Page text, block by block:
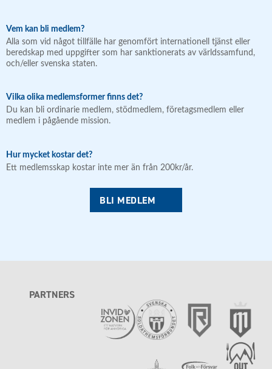
Vem kan bli medlem?
Alla som vid något tillfälle har genomfört internationell tjänst eller
beredskap med uppgifter som har sanktionerats av världssamfund,
och/eller svenska staten.
Vilka olika medlemsformer finns det?
Du kan bli ordinarie medlem, stödmedlem, företagsmedlem eller
medlem i pågående mission.
Hur mycket kostar det?
Ett medlemsskap kostar inte mer än från 200kr/år.
BLI MEDLEM
PARTNERS